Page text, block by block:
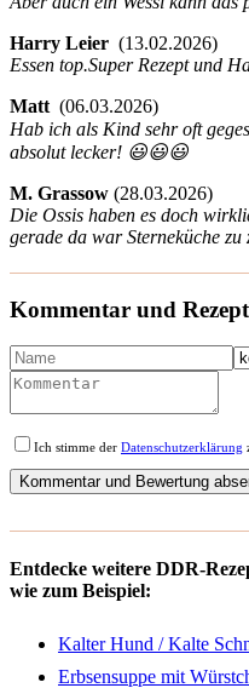
Harry Leier (13.02.2026)
Essen top.Super Rezept und
Matt (06.03.2026)
Hab ich als Kind sehr oft
absolut lecker! 😃😃😃
M. Grassow (28.03.2026)
Die Ossis haben es doch
gerade da war Sterneküche
Kommentar und
Ich stimme der Datenschutzerklärung
Entdecke weitere DDR-
wie zum Beispiel:
Kalter Hund / Kalte
Erbsensuppe mit